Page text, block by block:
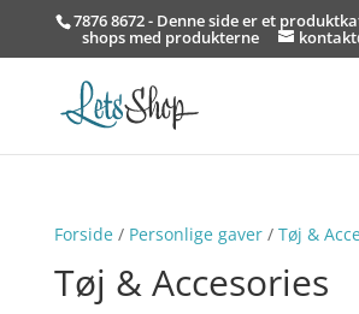
7876 8672 - Denne side er et
shops med produkterne
Forside/ Personlige gaver/ Tøj &
Tøj & Accesories